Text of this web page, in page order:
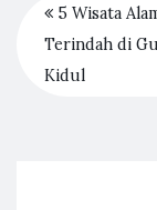
5 Wisata
Terindah di
Kidul